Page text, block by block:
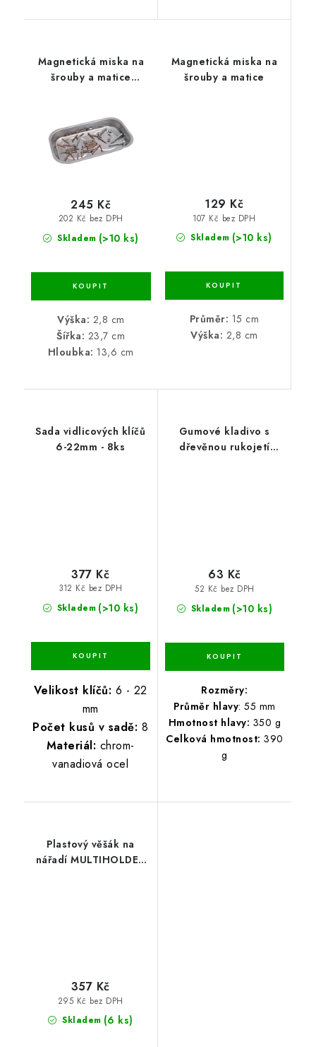
Magnetická miska na
šrouby a matice
Skladem (>10 ks)
202 Kč bez DPH
245 Kč
Výška: 2,8 cm
Šířka: 23,7 cm
Hloubka: 13,6 cm
Magnetická miska na
šrouby a matice
Skladem (>10 ks)
107 Kč bez DPH
129 Kč
Průměr: 15 cm
Výška: 2,8 cm
Sada vidlicových klíčů
6-22mm - 8ks
Skladem (>10 ks)
312 Kč bez DPH
377 Kč
Velikost klíčů: 6 - 22
mm
Počet kusů v sadě: 8
Materiál: chrom-
vanadiová ocel
Gumové kladivo s
dřevěnou rukojetí
Skladem (>10 ks)
52 Kč bez DPH
63 Kč
Rozměry:
Průměr hlavy: 55 mm
Hmotnost hlavy: 350 g
Celková hmotnost: 390
g
Plastový věšák na
nářadí MULTIHOLDER
Skladem (6 ks)
295 Kč bez DPH
357 Kč